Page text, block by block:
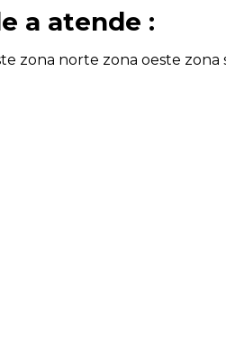
a atende :
zona norte zona oeste zona